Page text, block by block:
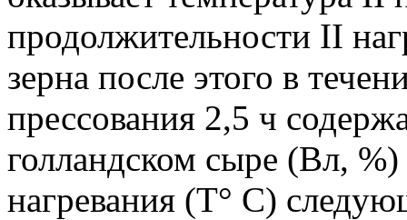
продолжительности II
зерна после этого в
прессования 2,5 ч
голландском сыре (Вл,
нагревания (Т° С)